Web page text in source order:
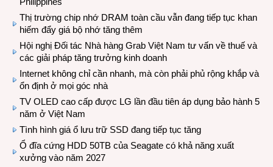
Thị trường chip nhớ DRAM toàn cầu vẫn đang tiếp tục khan
hiếm đẩy giá bộ nhớ tăng thêm
Hội nghị Đối tác Nhà hàng Grab Việt Nam tư vấn về thuế và
các giải pháp tăng trưởng kinh doanh
Internet không chỉ cần nhanh, mà còn phải phủ rộng khắp và
ổn định ở mọi góc nhà
TV OLED cao cấp được LG lần đầu tiên áp dụng bảo hành 5
năm ở Việt Nam
Tình hình giá ổ lưu trữ SSD đang tiếp tục tăng
Ổ đĩa cứng HDD 50TB của Seagate có khả năng xuất
xưởng vào năm 2027